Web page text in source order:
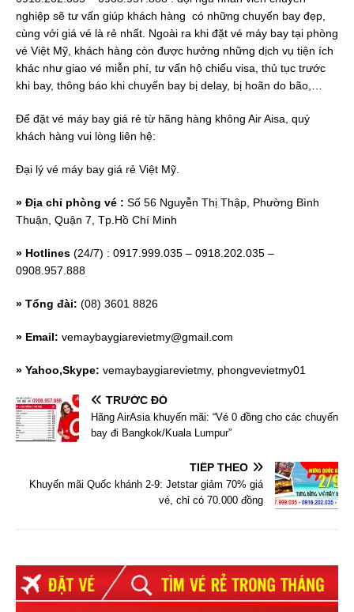
nghiệp sẽ tư vấn giúp khách hàng có những chuyến bay đẹp,
cùng với giá vé là rẻ nhất. Ngoài ra khi đặt vé máy bay tại phòng
vé Việt Mỹ, khách hàng còn được hưởng những dịch vụ tiện ích
khác như giao vé miễn phí, tư vấn hộ chiếu visa, thủ tục trước
khi bay, thông báo khi chuyến bay bị delay, bị hoãn do bão,…
Để đặt vé máy bay giá rẻ từ hãng hàng không Air Aisa, quý
khách hàng vui lòng liên hệ:
Đại lý vé máy bay giá rẻ Việt Mỹ.
» Địa chỉ phòng vé : Số 56 Nguyễn Thị Thập, Phường Bình
Thuận, Quận 7, Tp.Hồ Chí Minh
» Hotlines (24/7) : 0917.999.035 – 0918.202.035 –
0908.957.888
» Tổng đài: (08) 3601 8826
» Email: vemaybaygiarevietmy@gmail.com
» Yahoo,Skype: vemaybaygiarevietmy, phongvevietmy01
TRƯỚC ĐÓ
Hãng AirAsia khuyến mãi: “Vé 0 đồng cho các chuyến
bay đi Bangkok/Kuala Lumpur”
TIẾP THEO
Khuyến mãi Quốc khánh 2-9: Jetstar giảm 70% giá
vé, chỉ có 70.000 đồng